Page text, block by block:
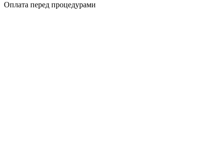
Оплата перед процедурами